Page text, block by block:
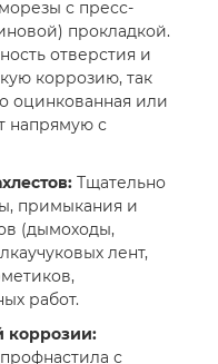
с пресс-
прокладкой.
отверстия и
коррозию, так
оцинкованная или
напрямую с
Тщательно
примыкания и
(дымоходы,
лент,
работ.
коррозии:
с